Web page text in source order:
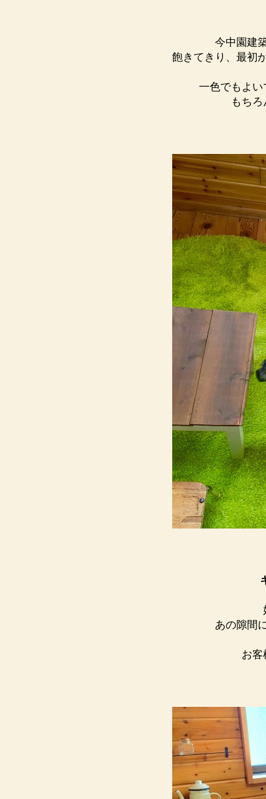
今中園建
飽きてきり、最初
一色でもよ
もち
あの隙間
お客